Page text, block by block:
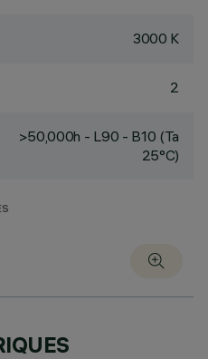
3000 K
2
>50,000h - L90 - B10 (Ta
25°C)